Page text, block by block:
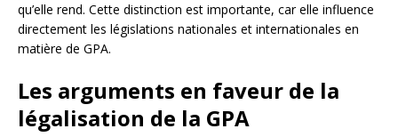
qu’elle rend. Cette distinction est importante, car elle influence
directement les législations nationales et internationales en
matière de GPA.
Les arguments en faveur de la
légalisation de la GPA